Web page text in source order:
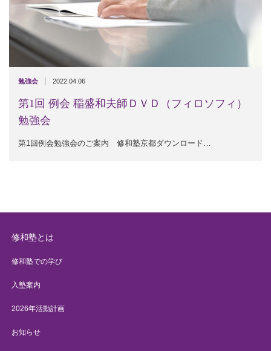
勉強会 | 2022.04.06
第1回 例会 稲盛和夫師ＤＶＤ（フィロソフィ）
勉強会
第1回例会勉強会のご案内 修和塾京都ダウンロード…
修和塾とは
修和塾での学び
入塾案内
2026年活動計画
お知らせ